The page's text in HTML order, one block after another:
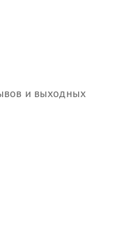
и выходных